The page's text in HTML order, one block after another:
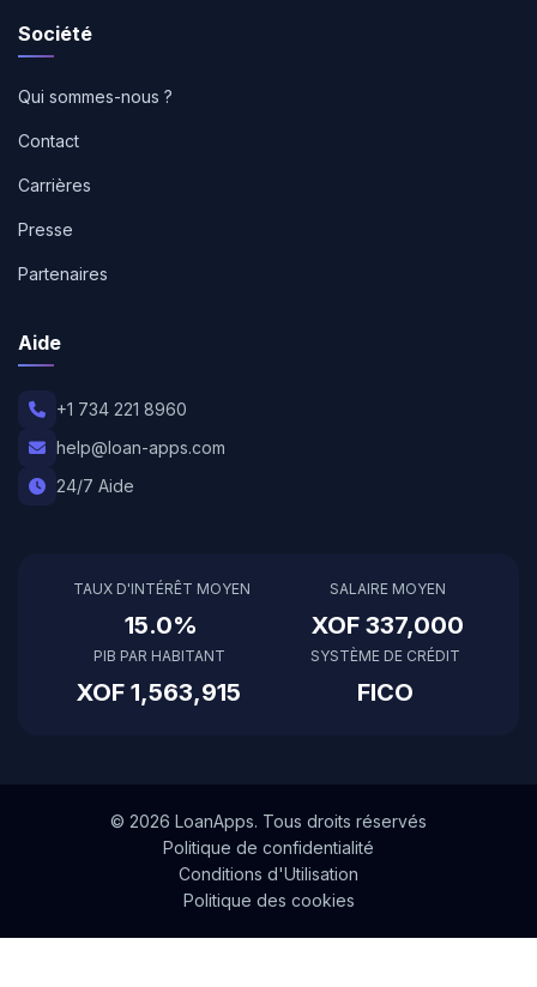
Société
Qui sommes-nous ?
Contact
Carrières
Presse
Partenaires
Aide
+1 734 221 8960
help@loan-apps.com
24/7 Aide
TAUX D'INTÉRÊT MOYEN
15.0%
SALAIRE MOYEN
XOF 337,000
PIB PAR HABITANT
XOF 1,563,915
SYSTÈME DE CRÉDIT
FICO
© 2026 LoanApps. Tous droits réservés
Politique de confidentialité
Conditions d'Utilisation
Politique des cookies